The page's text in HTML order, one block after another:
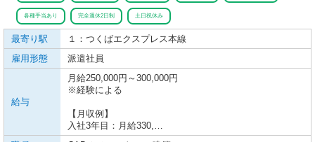
各種手当あり 完全週休2日制 土日祝休み
最寄り駅 １：つくばエクスプレス本線
雇用形態
派遣社員
給与
月給250,000円～300,000円
※経験による
【月収例】
入社3年目：月給330,…